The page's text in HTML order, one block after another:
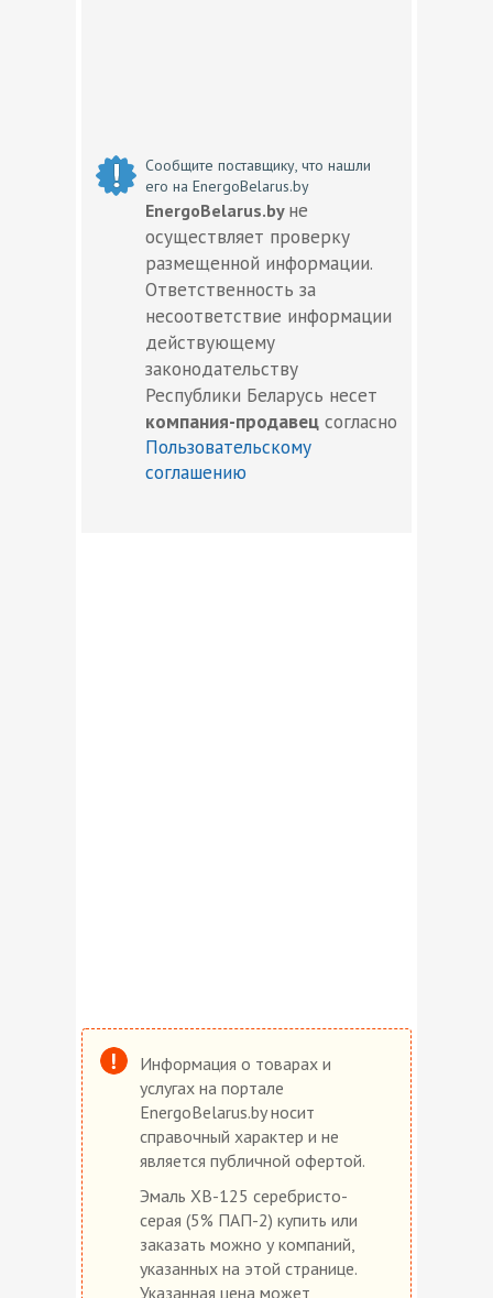
Сообщите поставщику, что нашли
его на EnergoBelarus.by
EnergoBelarus.by не
осуществляет проверку
размещенной информации.
Ответственность за
несоответствие информации
действующему
законодательству
Республики Беларусь несет
компания-продавец согласно
Пользовательскому
соглашению
Информация о товарах и
услугах на портале
EnergoBelarus.by носит
справочный характер и не
является публичной офертой.
Эмаль ХВ-125 серебристо-
серая (5% ПАП-2) купить или
заказать можно у компаний,
указанных на этой странице.
Указанная цена может